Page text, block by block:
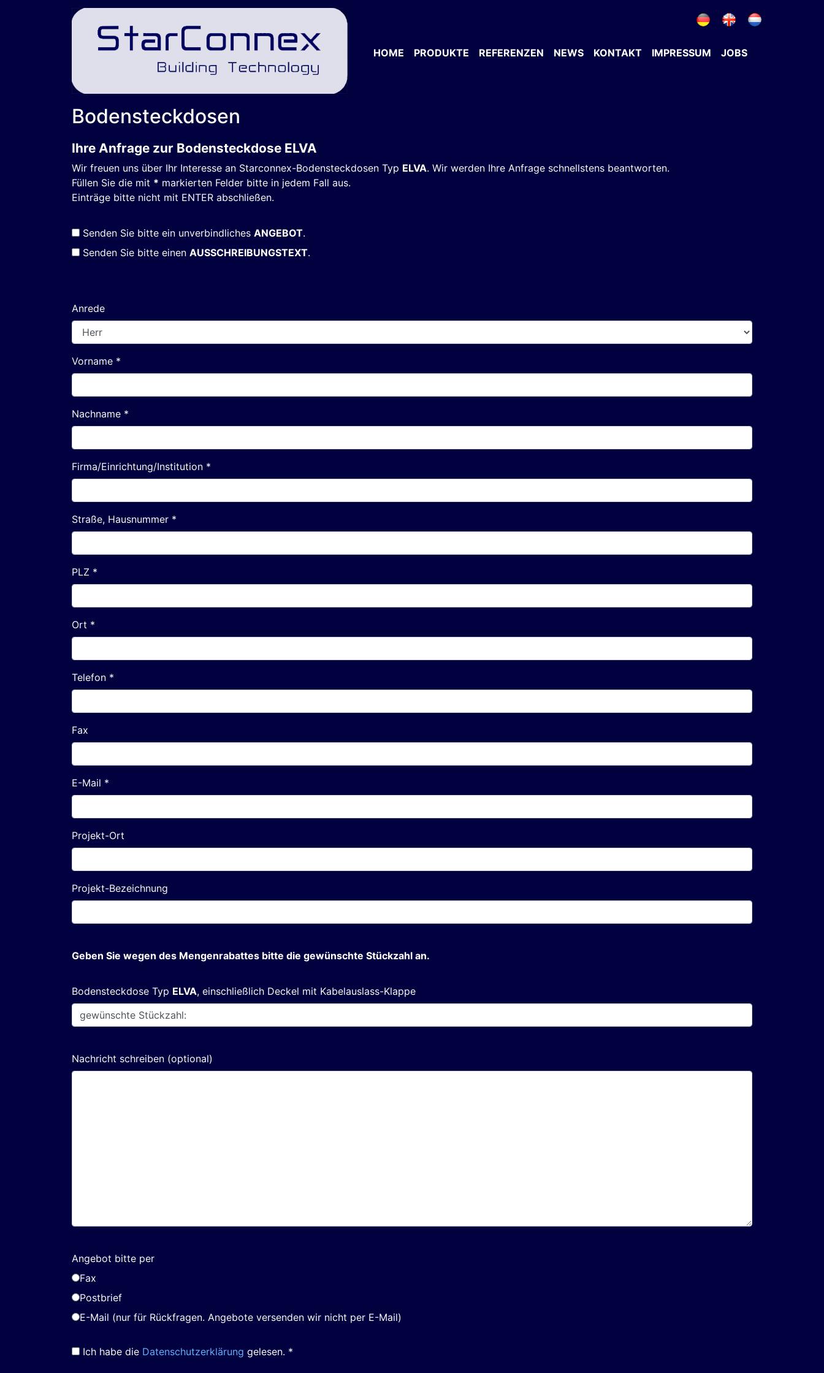
HOME PRODUKTE REFERENZEN NEWS KONTAKT IMPRESSUM JOBS
Bodensteckdosen
Ihre Anfrage zur Bodensteckdose ELVA
Wir freuen uns über Ihr Interesse an Starconnex-Bodensteckdosen Typ ELVA. Wir werden Ihre Anfrage schnellstens beantworten.
Füllen Sie die mit * markierten Felder bitte in jedem Fall aus.
Einträge bitte nicht mit ENTER abschließen.
Senden Sie bitte ein unverbindliches ANGEBOT.
Senden Sie bitte einen AUSSCHREIBUNGSTEXT.
Anrede
Vorname *
Nachname *
Firma/Einrichtung/Institution *
Straße, Hausnummer *
PLZ *
Ort *
Telefon *
Fax
E-Mail *
Projekt-Ort
Projekt-Bezeichnung
Geben Sie wegen des Mengenrabattes bitte die gewünschte Stückzahl an.
Bodensteckdose Typ ELVA, einschließlich Deckel mit Kabelauslass-Klappe
Nachricht schreiben (optional)
Angebot bitte per
Fax
Postbrief
E-Mail (nur für Rückfragen. Angebote versenden wir nicht per E-Mail)
Ich habe die Datenschutzerklärung gelesen. *